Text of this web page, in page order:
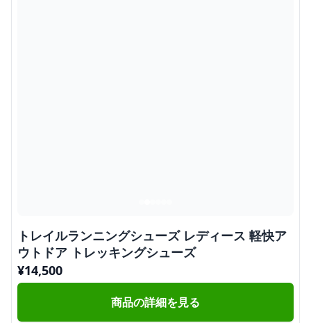
トレイルランニングシューズ レディース 軽快ア
ウトドア トレッキングシューズ
¥14,500
商品の詳細を見る